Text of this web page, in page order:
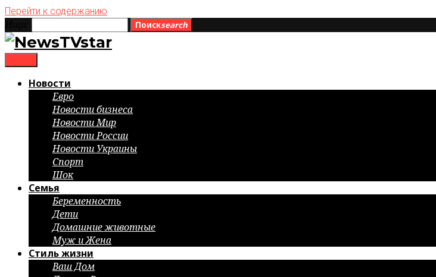
Перейти к содержанию
Поискsearch
Новости
Евро
Новости бизнеса
Новости Мир
Новости России
Новости Украины
Спорт
Шок
Семья
Беременность
Дети
Домашние животные
Муж и Жена
Стиль жизни
Ваш Дом